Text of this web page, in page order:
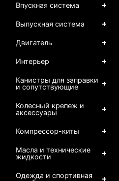
Впускная система
Выпускная система
Двигатель
Интерьер
Канистры для заправки
и сопутствующие
Колесный крепеж и
аксессуары
Компрессор-киты
Масла и технические
жидкости
Одежда и спортивная